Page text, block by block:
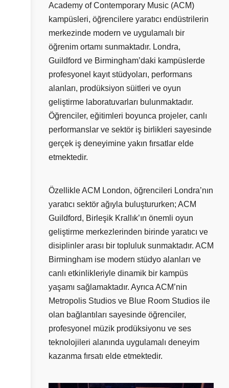
Academy of Contemporary Music (ACM)
kampüsleri, öğrencilere yaratıcı endüstrilerin
merkezinde modern ve uygulamalı bir
öğrenim ortamı sunmaktadır. Londra,
Guildford ve Birmingham’daki kampüslerde
profesyonel kayıt stüdyoları, performans
alanları, prodüksiyon süitleri ve oyun
geliştirme laboratuvarları bulunmaktadır.
Öğrenciler, eğitimleri boyunca projeler, canlı
performanslar ve sektör iş birlikleri sayesinde
gerçek iş deneyimine yakın fırsatlar elde
etmektedir.
Özellikle ACM London, öğrencileri Londra’nın
yaratıcı sektör ağıyla buluştururken; ACM
Guildford, Birleşik Krallık’ın önemli oyun
geliştirme merkezlerinden birinde yaratıcı ve
disiplinler arası bir topluluk sunmaktadır. ACM
Birmingham ise modern stüdyo alanları ve
canlı etkinlikleriyle dinamik bir kampüs
yaşamı sağlamaktadır. Ayrıca ACM’nin
Metropolis Studios ve Blue Room Studios ile
olan bağlantıları sayesinde öğrenciler,
profesyonel müzik prodüksiyonu ve ses
teknolojileri alanında uygulamalı deneyim
kazanma fırsatı elde etmektedir.